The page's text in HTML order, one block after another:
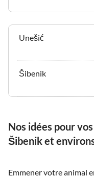
Unešić
Šibenik
Nos idées pour
Šibenik et